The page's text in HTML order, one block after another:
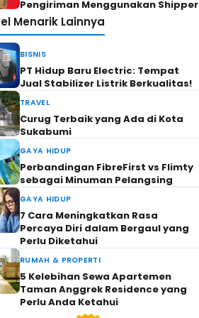
Pengiriman Menggunakan Shipper
Menarik Lainnya
BISNIS
PT Hidup Baru Electric: Tempat
Jual Stabilizer Listrik Berkualitas!
TRAVEL
Curug Terbaik yang Ada di Kota
Sukabumi
GAYA HIDUP
Perbandingan FibreFirst vs Flimty
sebagai Minuman Pelangsing
GAYA HIDUP
7 Cara Meningkatkan Rasa
Percaya Diri dalam Bergaul yang
Perlu Diketahui
RUMAH & PROPERTI
5 Kelebihan Sewa Apartemen
Taman Anggrek Residence yang
Perlu Anda Ketahui